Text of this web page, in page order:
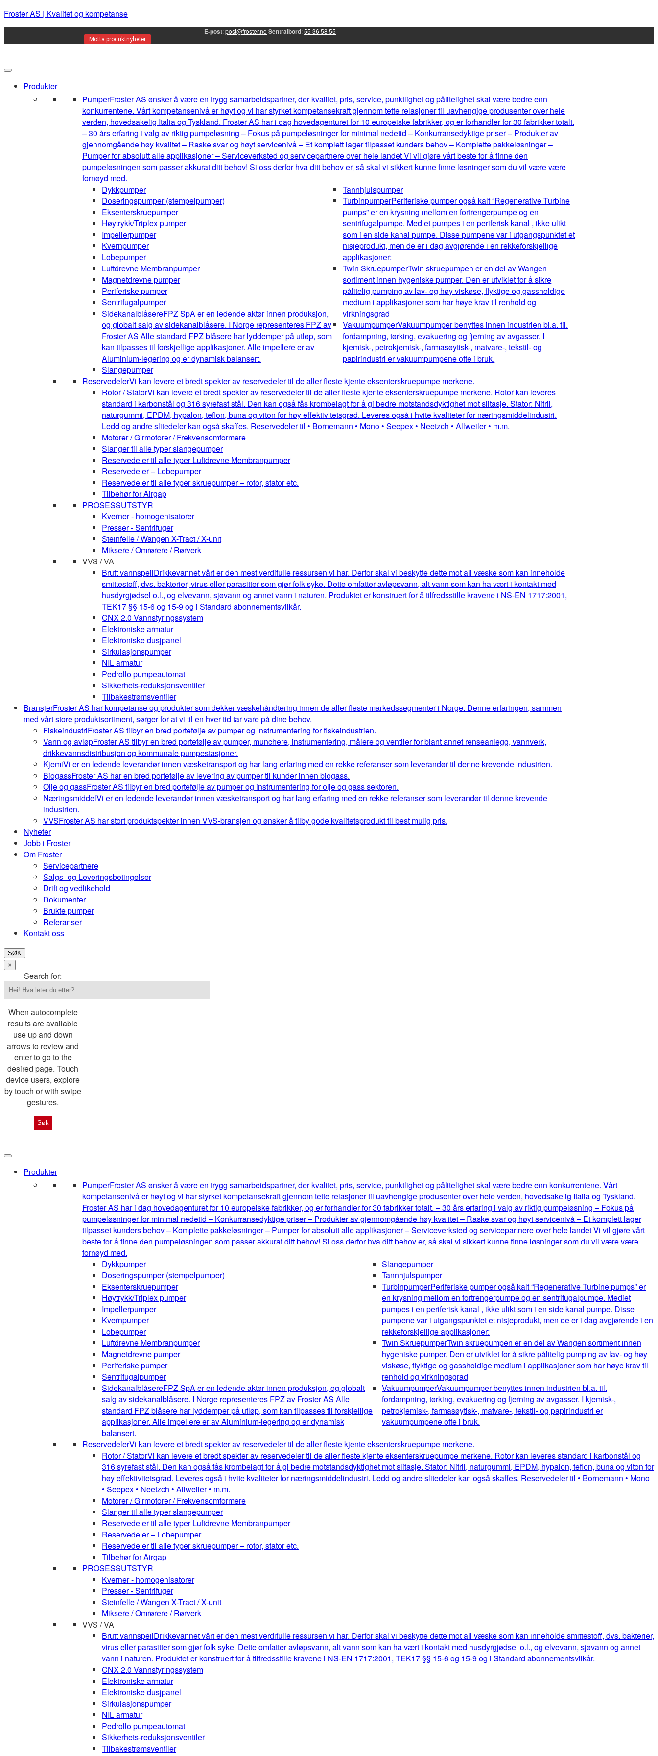
Froster AS | Kvalitet og kompetanse
E-post:post@froster.no Sentralbord:55 36 58 55
Motta produktnyheter
Produkter
PumperFroster AS ønsker å være en trygg samarbeidspartner, der kvalitet, pris, service, punktlighet og pålitelighet skal være bedre enn
konkurrentene. Vårt kompetansenivå er høyt og vi har styrket kompetansekraft gjennom tette relasjoner til uavhengige produsenter over hele
verden, hovedsakelig Italia og Tyskland. Froster AS har i dag hovedagenturet for 10 europeiske fabrikker, og er forhandler for 30 fabrikker totalt.
– 30 års erfaring i valg av riktig pumpeløsning – Fokus på pumpeløsninger for minimal nedetid – Konkurransedyktige priser – Produkter av
gjennomgående høy kvalitet – Raske svar og høyt servicenivå – Et komplett lager tilpasset kunders behov – Komplette pakkeløsninger –
Pumper for absolutt alle applikasjoner – Serviceverksted og servicepartnere over hele landet Vi vil gjøre vårt beste for å finne den
pumpeløsningen som passer akkurat ditt behov! Si oss derfor hva ditt behov er, så skal vi sikkert kunne finne løsninger som du vil være være
fornøyd med.
Dykkpumper
Doseringspumper (stempelpumper)
Eksenterskruepumper
Høytrykk/Triplex pumper
Impellerpumper
Kvernpumper
Lobepumper
Luftdrevne Membranpumper
Magnetdrevne pumper
Periferiske pumper
Sentrifugalpumper
SidekanalblåsereFPZ SpA er en ledende aktør innen produksjon,
og globalt salg av sidekanalblåsere. I Norge representeres FPZ av
Froster AS Alle standard FPZ blåsere har lyddemper på utløp, som
kan tilpasses til forskjellige applikasjoner. Alle impellere er av
Aluminium-legering og er dynamisk balansert.
Slangepumper
Tannhjulspumper
TurbinpumperPeriferiske pumper også kalt “Regenerative Turbine
pumps” er en krysning mellom en fortrengerpumpe og en
sentrifugalpumpe. Mediet pumpes i en periferisk kanal , ikke ulikt
som i en side kanal pumpe. Disse pumpene var i utgangspunktet et
nisjeprodukt, men de er i dag avgjørende i en rekkeforskjellige
applikasjoner:
Twin SkruepumperTwin skruepumpen er en del av Wangen
sortiment innen hygeniske pumper. Den er utviklet for å sikre
pålitelig pumping av lav- og høy viskøse, flyktige og gassholdige
medium i applikasjoner som har høye krav til renhold og
virkningsgrad
VakuumpumperVakuumpumper benyttes innen industrien bl.a. til.
fordampning, tørking, evakuering og fjerning av avgasser. I
kjemisk-, petrokjemisk-, farmasøytisk-, matvare-, tekstil- og
papirindustri er vakuumpumpene ofte i bruk.
ReservedelerVi kan levere et bredt spekter av reservedeler til de aller fleste kjente eksenterskruepumpe merkene.
Rotor / StatorVi kan levere et bredt spekter av reservedeler til de aller fleste kjente eksenterskruepumpe merkene. Rotor kan leveres
standard i karbonstål og 316 syrefast stål. Den kan også fås krombelagt for å gi bedre motstandsdyktighet mot slitasje. Stator: Nitril,
naturgummi, EPDM, hypalon, teflon, buna og viton for høy effektivitetsgrad. Leveres også i hvite kvaliteter for næringsmiddelindustri.
Ledd og andre slitedeler kan også skaffes. Reservedeler til • Bornemann • Mono • Seepex • Neetzch • Allweiler • m.m.
Motorer / Girmotorer / Frekvensomformere
Slanger til alle typer slangepumper
Reservedeler til alle typer Luftdrevne Membranpumper
Reservedeler – Lobepumper
Reservedeler til alle typer skruepumper – rotor, stator etc.
Tilbehør for Airgap
PROSESSUTSTYR
Kverner - homogenisatorer
Presser - Sentrifuger
Steinfelle / Wangen X-Tract / X-unit
Miksere / Omrørere / Rørverk
VVS / VA
Brutt vannspeilDrikkevannet vårt er den mest verdifulle ressursen vi har. Derfor skal vi beskytte dette mot all væske som kan inneholde
smittestoff, dvs. bakterier, virus eller parasitter som gjør folk syke. Dette omfatter avløpsvann, alt vann som kan ha vært i kontakt med
husdyrgjødsel o.l., og elvevann, sjøvann og annet vann i naturen. Produktet er konstruert for å tilfredsstille kravene i NS-EN 1717:2001,
TEK17 §§ 15-6 og 15-9 og i Standard abonnementsvilkår.
CNX 2.0 Vannstyringssystem
Elektroniske armatur
Elektroniske dusjpanel
Sirkulasjonspumper
NIL armatur
Pedrollo pumpeautomat
Sikkerhets-reduksjonsventiler
Tilbakestrømsventiler
BransjerFroster AS har kompetanse og produkter som dekker væskehåndtering innen de aller fleste markedssegmenter i Norge. Denne erfaringen, sammen
med vårt store produktsortiment, sørger for at vi til en hver tid tar vare på dine behov.
FiskeindustriFroster AS tilbyr en bred portefølje av pumper og instrumentering for fiskeindustrien.
Vann og avløpFroster AS tilbyr en bred portefølje av pumper, munchere, instrumentering, målere og ventiler for blant annet renseanlegg, vannverk,
drikkevannsdistribusjon og kommunale pumpestasjoner.
KjemiVi er en ledende leverandør innen væsketransport og har lang erfaring med en rekke referanser som leverandør til denne krevende industrien.
BiogassFroster AS har en bred portefølje av levering av pumper til kunder innen biogass.
Olje og gassFroster AS tilbyr en bred portefølje av pumper og instrumentering for olje og gass sektoren.
NæringsmiddelVi er en ledende leverandør innen væsketransport og har lang erfaring med en rekke referanser som leverandør til denne krevende
industrien.
VVSFroster AS har stort produktspekter innen VVS-bransjen og ønsker å tilby gode kvalitetsprodukt til best mulig pris.
Nyheter
Jobb i Froster
Om Froster
Servicepartnere
Salgs- og Leveringsbetingelser
Drift og vedlikehold
Dokumenter
Brukte pumper
Referanser
Kontakt oss
SØK
×
Search for:
When autocomplete
results are available
use up and down
arrows to review and
enter to go to the
desired page. Touch
device users, explore
by touch or with swipe
gestures.
Produkter
PumperFroster AS ønsker å være en trygg samarbeidspartner, der kvalitet, pris, service, punktlighet og pålitelighet skal være bedre enn konkurrentene. Vårt
kompetansenivå er høyt og vi har styrket kompetansekraft gjennom tette relasjoner til uavhengige produsenter over hele verden, hovedsakelig Italia og Tyskland.
Froster AS har i dag hovedagenturet for 10 europeiske fabrikker, og er forhandler for 30 fabrikker totalt. – 30 års erfaring i valg av riktig pumpeløsning – Fokus på
pumpeløsninger for minimal nedetid – Konkurransedyktige priser – Produkter av gjennomgående høy kvalitet – Raske svar og høyt servicenivå – Et komplett lager
tilpasset kunders behov – Komplette pakkeløsninger – Pumper for absolutt alle applikasjoner – Serviceverksted og servicepartnere over hele landet Vi vil gjøre vårt
beste for å finne den pumpeløsningen som passer akkurat ditt behov! Si oss derfor hva ditt behov er, så skal vi sikkert kunne finne løsninger som du vil være være
fornøyd med.
Dykkpumper
Doseringspumper (stempelpumper)
Eksenterskruepumper
Høytrykk/Triplex pumper
Impellerpumper
Kvernpumper
Lobepumper
Luftdrevne Membranpumper
Magnetdrevne pumper
Periferiske pumper
Sentrifugalpumper
SidekanalblåsereFPZ SpA er en ledende aktør innen produksjon, og globalt
salg av sidekanalblåsere. I Norge representeres FPZ av Froster AS Alle
standard FPZ blåsere har lyddemper på utløp, som kan tilpasses til forskjellige
applikasjoner. Alle impellere er av Aluminium-legering og er dynamisk
balansert.
Slangepumper
Tannhjulspumper
TurbinpumperPeriferiske pumper også kalt “Regenerative Turbine pumps” er
en krysning mellom en fortrengerpumpe og en sentrifugalpumpe. Mediet
pumpes i en periferisk kanal , ikke ulikt som i en side kanal pumpe. Disse
pumpene var i utgangspunktet et nisjeprodukt, men de er i dag avgjørende i en
rekkeforskjellige applikasjoner:
Twin SkruepumperTwin skruepumpen er en del av Wangen sortiment innen
hygeniske pumper. Den er utviklet for å sikre pålitelig pumping av lav- og høy
viskøse, flyktige og gassholdige medium i applikasjoner som har høye krav til
renhold og virkningsgrad
VakuumpumperVakuumpumper benyttes innen industrien bl.a. til.
fordampning, tørking, evakuering og fjerning av avgasser. I kjemisk-,
petrokjemisk-, farmasøytisk-, matvare-, tekstil- og papirindustri er
vakuumpumpene ofte i bruk.
ReservedelerVi kan levere et bredt spekter av reservedeler til de aller fleste kjente eksenterskruepumpe merkene.
Rotor / StatorVi kan levere et bredt spekter av reservedeler til de aller fleste kjente eksenterskruepumpe merkene. Rotor kan leveres standard i karbonstål og
316 syrefast stål. Den kan også fås krombelagt for å gi bedre motstandsdyktighet mot slitasje. Stator: Nitril, naturgummi, EPDM, hypalon, teflon, buna og viton for
høy effektivitetsgrad. Leveres også i hvite kvaliteter for næringsmiddelindustri. Ledd og andre slitedeler kan også skaffes. Reservedeler til • Bornemann • Mono
• Seepex • Neetzch • Allweiler • m.m.
Motorer / Girmotorer / Frekvensomformere
Slanger til alle typer slangepumper
Reservedeler til alle typer Luftdrevne Membranpumper
Reservedeler – Lobepumper
Reservedeler til alle typer skruepumper – rotor, stator etc.
Tilbehør for Airgap
PROSESSUTSTYR
Kverner - homogenisatorer
Presser - Sentrifuger
Steinfelle / Wangen X-Tract / X-unit
Miksere / Omrørere / Rørverk
VVS / VA
Brutt vannspeilDrikkevannet vårt er den mest verdifulle ressursen vi har. Derfor skal vi beskytte dette mot all væske som kan inneholde smittestoff, dvs. bakterier,
virus eller parasitter som gjør folk syke. Dette omfatter avløpsvann, alt vann som kan ha vært i kontakt med husdyrgjødsel o.l., og elvevann, sjøvann og annet
vann i naturen. Produktet er konstruert for å tilfredsstille kravene i NS-EN 1717:2001, TEK17 §§ 15-6 og 15-9 og i Standard abonnementsvilkår.
CNX 2.0 Vannstyringssystem
Elektroniske armatur
Elektroniske dusjpanel
Sirkulasjonspumper
NIL armatur
Pedrollo pumpeautomat
Sikkerhets-reduksjonsventiler
Tilbakestrømsventiler